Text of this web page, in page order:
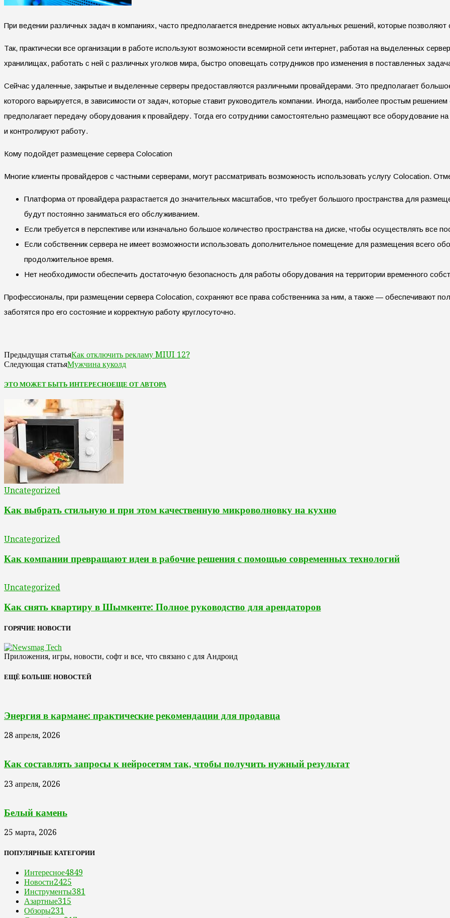
При ведении различных задач в компаниях, часто предполагается внедрение новых актуальных решений, которые
Так, практически все организации в работе используют возможности всемирной сети интернет, работая на выделенных
хранилищах, работать с ней с различных уголков мира, быстро оповещать сотрудников про изменения в поставленных
Сейчас удаленные, закрытые и выделенные серверы предоставляются различными провайдерами. Это предполагает
которого варьируется, в зависимости от задач, которые ставит руководитель компании. Иногда, наиболее простым
предполагает передачу оборудования к провайдеру. Тогда его сотрудники самостоятельно размещают все оборудование
и контролируют работу.
Кому подойдет размещение сервера Colocation
Многие клиенты провайдеров с частными серверами, могут рассматривать возможность использовать услугу Colocation.
Платформа от провайдера разрастается до значительных масштабов, что требует большого пространства для
будут постоянно заниматься его обслуживанием.
Если требуется в перспективе или изначально большое количество пространства на диске, чтобы осуществлять все
Если собственник сервера не имеет возможности использовать дополнительное помещение для размещения всего
продолжительное время.
Нет необходимости обеспечить достаточную безопасность для работы оборудования на территории временного
Профессионалы, при размещении сервера Colocation, сохраняют все права собственника за ним, а также — обеспечивают
заботятся про его состояние и корректную работу круглосуточно.
Предыдущая статьяКак отключить рекламу MIUI 12?
Следующая статьяМужчина куколд
ЭТО МОЖЕТ БЫТЬ ИНТЕРЕСНОЕЩЕ ОТ АВТОРА
Uncategorized
Как выбрать стильную и при этом качественную микроволновку на кухню
Uncategorized
Как компании превращают идеи в рабочие решения с помощью современных технологий
Uncategorized
Как снять квартиру в Шымкенте: Полное руководство для арендаторов
ГОРЯЧИЕ НОВОСТИ
Приложения, игры, новости, софт и все, что связано с для Андроид
ЕЩЁ БОЛЬШЕ НОВОСТЕЙ
Энергия в кармане: практические рекомендации для продавца
28 апреля, 2026
Как составлять запросы к нейросетям так, чтобы получить нужный результат
23 апреля, 2026
Белый камень
25 марта, 2026
ПОПУЛЯРНЫЕ КАТЕГОРИИ
Интересное4849
Новости2425
Инструменты381
Азартные315
Обзоры231